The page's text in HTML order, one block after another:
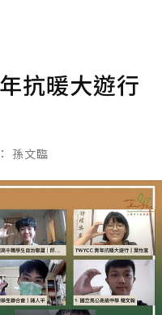
抗暖大遊行
孫文臨